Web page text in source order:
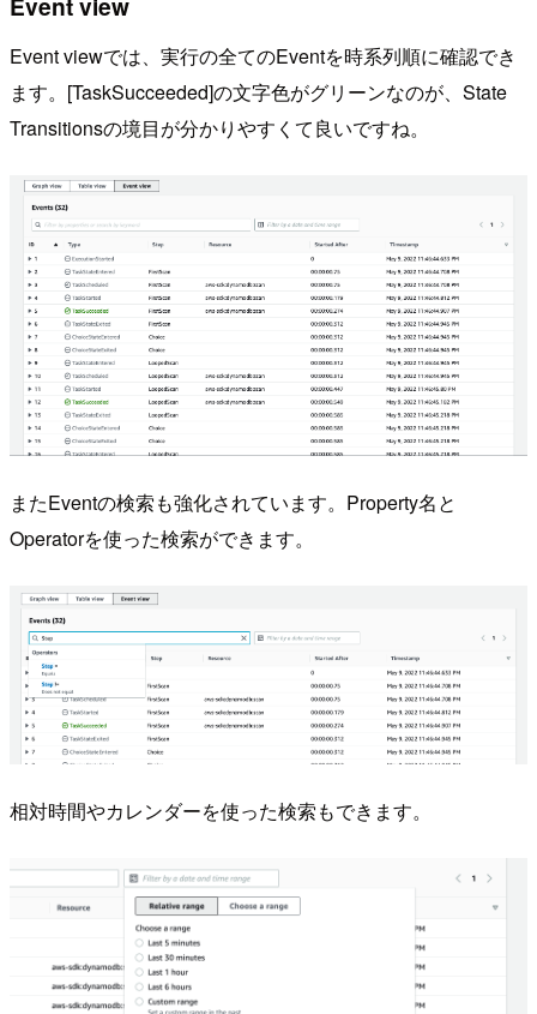
Event viewでは、実行の全てのEventを時系列順に確認でき
ます。[TaskSucceeded]の文字色がグリーンなのが、State
Transitionsの境目が分かりやすくて良いですね。
またEventの検索も強化されています。Property名と
Operatorを使った検索ができます。
相対時間やカレンダーを使った検索もできます。